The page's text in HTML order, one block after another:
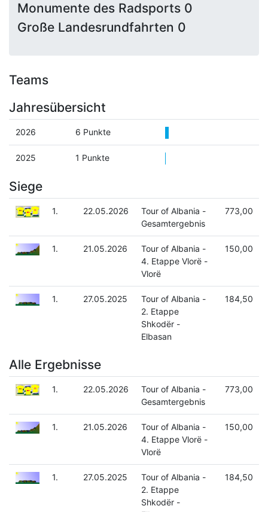
Monumente des Radsports 0
Große Landesrundfahrten 0
Teams
Jahresübersicht
2026 6 Punkte
2025 1 Punkte
Siege
1. 22.05.2026
Tour of Albania -
Gesamtergebnis
773,00
1. 21.05.2026
Tour of Albania -
4. Etappe Vlorë -
Vlorë
150,00
1. 27.05.2025
Tour of Albania -
2. Etappe
Shkodër -
Elbasan
184,50
Alle Ergebnisse
1. 22.05.2026
Tour of Albania -
Gesamtergebnis
773,00
1. 21.05.2026
Tour of Albania -
4. Etappe Vlorë -
Vlorë
150,00
1. 27.05.2025
Tour of Albania -
2. Etappe
Shkodër -
184,50